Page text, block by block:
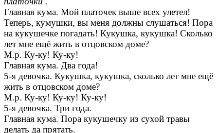
Главная кума. Мой платочек выше всех улетел!
Теперь, кумушки, вы меня должны слушаться! Пора
на кукушечке погадать! Кукушка, кукушка! Сколько
лет мне ещё жить в отцовском доме?
М.р. Ку-ку! Ку-ку!
Главная кума. Два года!
5-я девочка. Кукушка, кукушка, сколько лет мне ещё
жить в отцовском доме?
М.р. Ку-ку! Ку-ку! Ку-ку!
5-я девочка. Три года.
Главная кума. Пора кукушечку из сухой травы
делать да прятать.